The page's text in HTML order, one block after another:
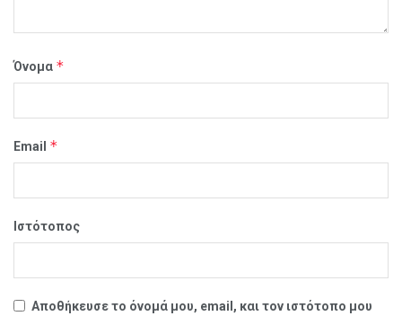
Όνομα *
Email *
Ιστότοπος
Αποθήκευσε το όνομά μου, email, και τον ιστότοπο μου